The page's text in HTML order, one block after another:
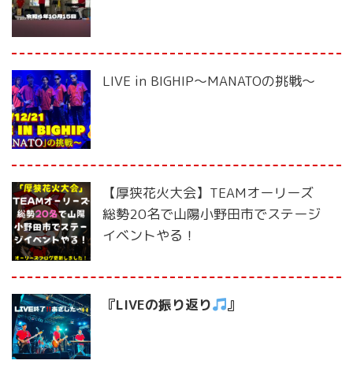
LIVE in BIGHIP〜MANATOの挑戦〜
【厚狭花火大会】TEAMオーリーズ
総勢20名で山陽小野田市でステージ
イベントやる！
『LIVEの振り返り 』